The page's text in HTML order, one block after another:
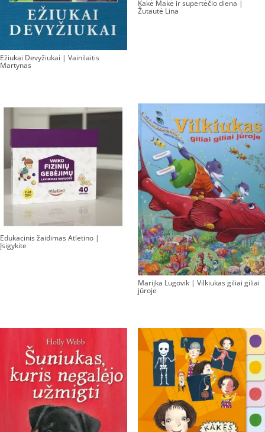
Ežiukai Devyžiukai | Vainilaitis
Martynas
Kakė Makė ir supertėčio diena |
Žutautė Lina
Edukacinis žaidimas Atletino |
Įsigykite
Marijka Lugovik | Vilkiukas giliai giliai
jūroje